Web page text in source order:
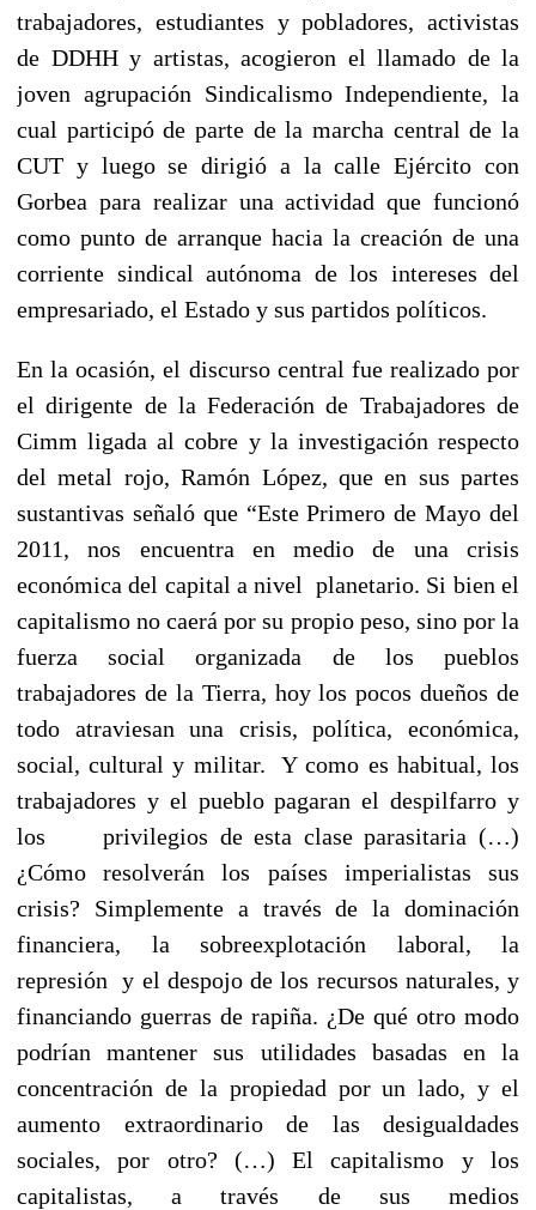
trabajadores, estudiantes y pobladores, activistas
de DDHH y artistas, acogieron el llamado de la
joven agrupación Sindicalismo Independiente, la
cual participó de parte de la marcha central de la
CUT y luego se dirigió a la calle Ejército con
Gorbea para realizar una actividad que funcionó
como punto de arranque hacia la creación de una
corriente sindical autónoma de los intereses del
empresariado, el Estado y sus partidos políticos.
En la ocasión, el discurso central fue realizado por
el dirigente de la Federación de Trabajadores de
Cimm ligada al cobre y la investigación respecto
del metal rojo, Ramón López, que en sus partes
sustantivas señaló que “Este Primero de Mayo del
2011, nos encuentra en medio de una crisis
económica del capital a nivel planetario. Si bien el
capitalismo no caerá por su propio peso, sino por la
fuerza social organizada de los pueblos
trabajadores de la Tierra, hoy los pocos dueños de
todo atraviesan una crisis, política, económica,
social, cultural y militar. Y como es habitual, los
trabajadores y el pueblo pagaran el despilfarro y
los privilegios de esta clase parasitaria (…)
¿Cómo resolverán los países imperialistas sus
crisis? Simplemente a través de la dominación
financiera, la sobreexplotación laboral, la
represión y el despojo de los recursos naturales, y
financiando guerras de rapiña. ¿De qué otro modo
podrían mantener sus utilidades basadas en la
concentración de la propiedad por un lado, y el
aumento extraordinario de las desigualdades
sociales, por otro? (…) El capitalismo y los
capitalistas, a través de sus medios